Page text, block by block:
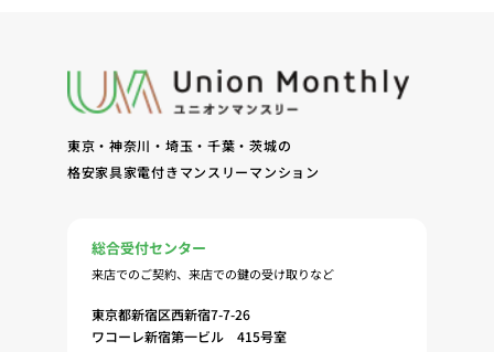
東京・神奈川・埼玉・千葉・茨城の
格安家具家電付きマンスリーマンション
総合受付センター
来店でのご契約、来店での鍵の受け取りなど
東京都新宿区西新宿7-7-26
ワコーレ新宿第一ビル 415号室